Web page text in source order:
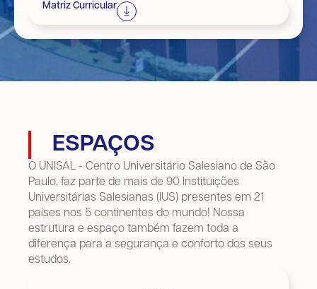
Matriz Curricular
ESPAÇOS
O UNISAL - Centro Universitário Salesiano de São
Paulo, faz parte de mais de 90 Instituições
Universitárias Salesianas (IUS) presentes em 21
países nos 5 continentes do mundo! Nossa
estrutura e espaço também fazem toda a
diferença para a segurança e conforto dos seus
estudos.